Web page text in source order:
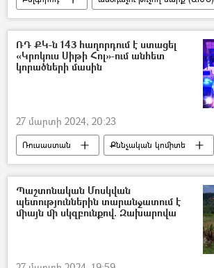
Ուկրաինա
Ռուսաստան
ՌԴ ՔԿ-ն 143 հաղորդում է ստացել
«Կրոկուս Սիթի Հոլ»-ում անհետ
կորածների մասին
27 մարտի 2024, 20:23
Ռուսաստան
Քննչական կոմիտե
Կրոկուս Սիթի Հոլ
Ահաբեկչություն
Պաշտոնական Մոսկվան
պետություններին տարանջատում է
միայն մի սկզբունքով. Զախարովա